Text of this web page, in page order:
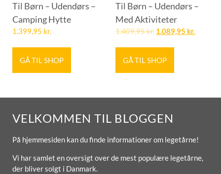
Til Børn – Udendørs –
Camping Hytte
1.399,95 kr.
GÅ TIL SHOP
Til Børn – Udendørs –
Med Aktiviteter
1.409,95kr. 1.089,95 kr.
GÅ TIL SHOP
VELKOMMEN TIL BLOGGEN
På hjemmesiden kan du finde informationer om legetårne!
Vi har samlet en oversigt over de mest populære legetårne,
der bliver solgt i Danmark.